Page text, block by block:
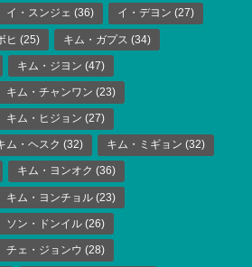
イ・スンジェ (36) イ・デヨン (27)
ヒ (25) キム・ガプス (34)
キム・ジヨン (47)
キム・チャンワン (23)
キム・ヒジョン (27)
ム・ヘスク (32) キム・ミギョン (32)
キム・ヨンオク (36)
キム・ヨンチョル (23)
ソン・ドンイル (26)
チェ・ジョンウ (28)